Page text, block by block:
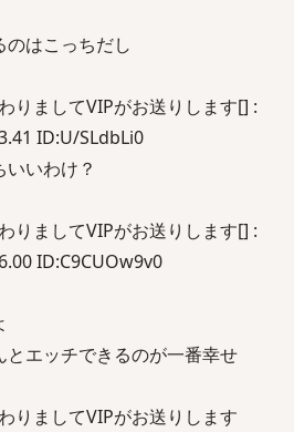
はこっちだし
りましてVIPがお送りします[] :
ID:U/SLdbLi0
いわけ？
りましてVIPがお送りします[] :
ID:C9CUOw9v0
エッチできるのが一番幸せ
りましてVIPがお送りします